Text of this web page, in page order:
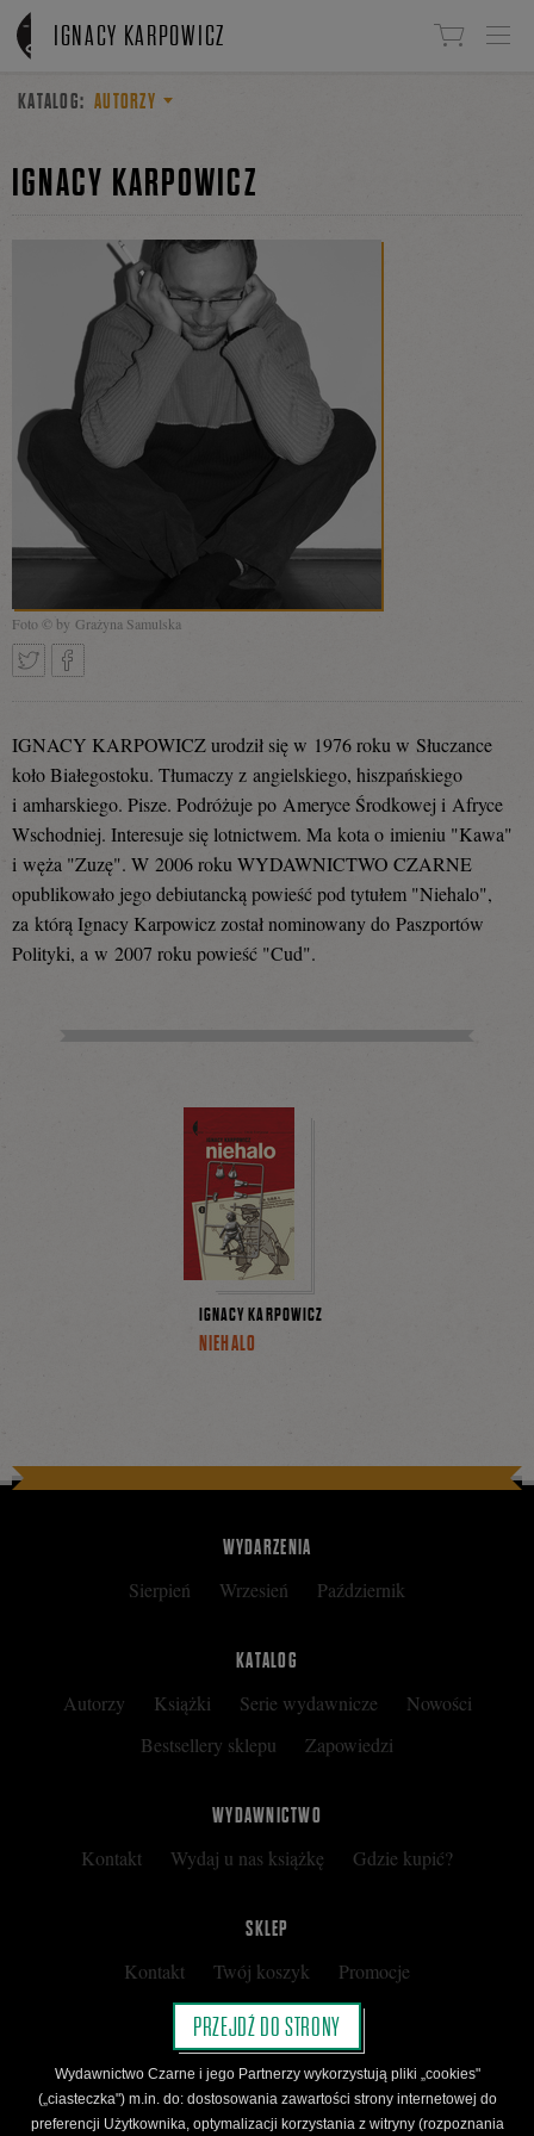
Linki do przejścia
IGNACY KARPOWICZ
KATALOG: AUTORZY
IGNACY KARPOWICZ
Foto © by Grażyna Samulska
się
na
IGNACY KARPOWICZ urodził się w 1976 roku w Słuczance
koło Białegostoku. Tłumaczy z angielskiego, hiszpańskiego
i amharskiego. Pisze. Podróżuje po Ameryce Środkowej i Afryce
Wschodniej. Interesuje się lotnictwem. Ma kota o imieniu "Kawa"
i węża "Zuzę". W 2006 roku WYDAWNICTWO CZARNE
opublikowało jego debiutancką powieść pod tytułem "Niehalo",
za którą Ignacy Karpowicz został nominowany do Paszportów
Polityki, a w 2007 roku powieść "Cud".
IGNACY KARPOWICZ
NIEHALO
WYDARZENIA
Sierpień Wrzesień Październik
KATALOG
Autorzy Książki Serie wydawnicze
Nowości
Bestsellery sklepu
Zapowiedzi
WYDAWNICTWO
Kontakt Wydaj u nas książkę Gdzie kupić?
SKLEP
Kontakt Twój koszyk
Promocje
Kup kartę podarunkową
Nota prawna
Regulamin
Polityka prywatności
Regulamin Klubu Czarnego
PRZEJDŹ DO STRONY
Wydawnictwo Czarne i jego Partnerzy wykorzystują pliki „cookies"
(„ciasteczka") m.in. do: dostosowania zawartości strony internetowej do
preferencji Użytkownika, optymalizacji korzystania z witryny (rozpoznania